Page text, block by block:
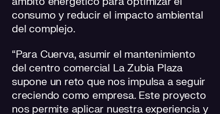
consumo y reducir el impacto ambiental
del complejo.
“Para Cuerva, asumir el mantenimiento
del centro comercial La Zubia Plaza
supone un reto que nos impulsa a seguir
creciendo como empresa. Este proyecto
nos permite aplicar nuestra experiencia y